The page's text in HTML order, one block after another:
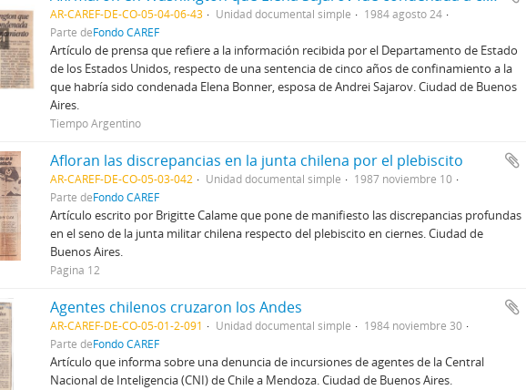
AR-CAREF-DE-CO-05-04-06-43 Unidad documental simple
1984 agosto 24
Parte deFondo CAREF
Artículo de prensa que refiere a la información recibida por el Departamento de Estado
de los Estados Unidos, respecto de una sentencia de cinco años de confinamiento a la
que habría sido condenada Elena Bonner, esposa de Andrei Sajarov. Ciudad de Buenos
Aires.
Tiempo Argentino
Afloran las discrepancias en la junta chilena por el plebiscito
AR-CAREF-DE-CO-05-03-042 Unidad documental simple
1987 noviembre 10
Parte deFondo CAREF
Artículo escrito por Brigitte Calame que pone de manifiesto las discrepancias profundas
en el seno de la junta militar chilena respecto del plebiscito en ciernes. Ciudad de
Buenos Aires.
Página 12
Agentes chilenos cruzaron los Andes
AR-CAREF-DE-CO-05-01-2-091 Unidad documental simple
1984 noviembre 30
Parte deFondo CAREF
Artículo que informa sobre una denuncia de incursiones de agentes de la Central
Nacional de Inteligencia (CNI) de Chile a Mendoza. Ciudad de Buenos Aires.